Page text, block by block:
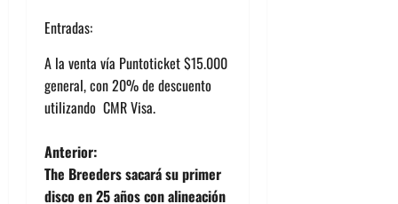
Entradas:
A la venta vía Puntoticket $15.000
general, con 20% de descuento
utilizando CMR Visa.
N
a
Anterior:
The Breeders sacará su primer
disco en 25 años con alineación